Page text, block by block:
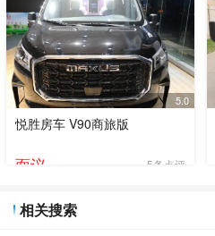
5.0
悦胜房车 V90商旅版
面议 5条点评
相关搜索